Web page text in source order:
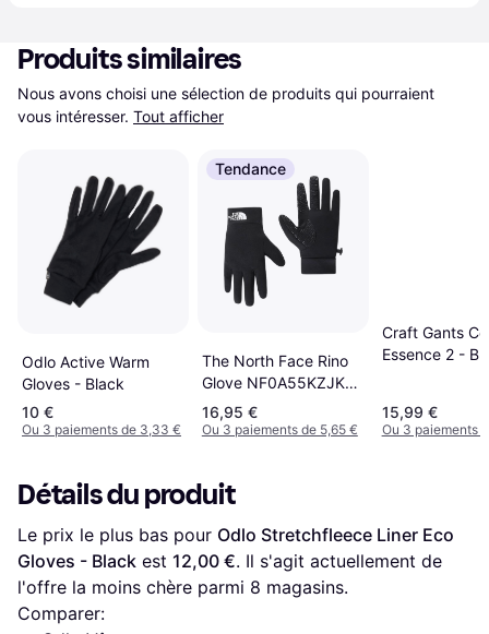
Produits similaires
Nous avons choisi une sélection de produits qui pourraient
vous intéresser. Tout afficher
Odlo Active Warm
Gloves - Black
10 €
Ou 3 paiements de 3,33 €
Tendance
The North Face Rino
Glove NF0A55KZJK3-
S - Black
16,95 €
Ou 3 paiements de 5,65 €
Craft Gants
Essence 2 -
15,99 €
Ou 3 paiements
Détails du produit
Le prix le plus bas pour Odlo Stretchfleece Liner Eco
Gloves - Black est 12,00 €. Il s'agit actuellement de
l'offre la moins chère parmi 8 magasins.
Comparer: